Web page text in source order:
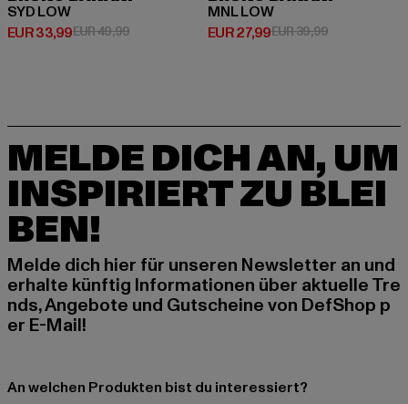
SYD LOW
EUR 33,99
Derzeitiger Preis: EUR 33,99
EUR 49,99Aktionspreis: EUR 49,99
MNL LOW
EUR 27,99
Derzeitiger Preis: EUR 27,99
EUR 39,99Aktionspreis:
MELDE DICH AN, UM
INSPIRIERT ZU BLEI
BEN!
Melde dich hier für unseren Newsletter an und
erhalte künftig Informationen über aktuelle Tre
nds, Angebote und Gutscheine von DefShop p
er E-Mail!
An welchen Produkten bist du interessiert?